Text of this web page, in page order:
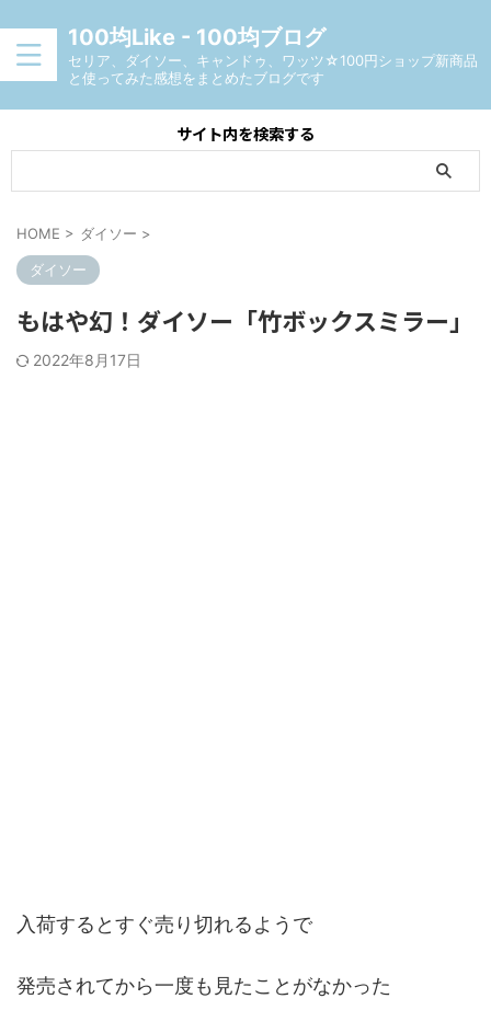
100均Like - 100均ブログ
セリア、ダイソー、キャンドゥ、ワッツ☆100円ショップ新商品
と使ってみた感想をまとめたブログです
サイト内を検索する
HOME > ダイソー >
ダイソー
もはや幻！ダイソー「竹ボックスミラー」
2022年8月17日
入荷するとすぐ売り切れるようで
発売されてから一度も見たことがなかった